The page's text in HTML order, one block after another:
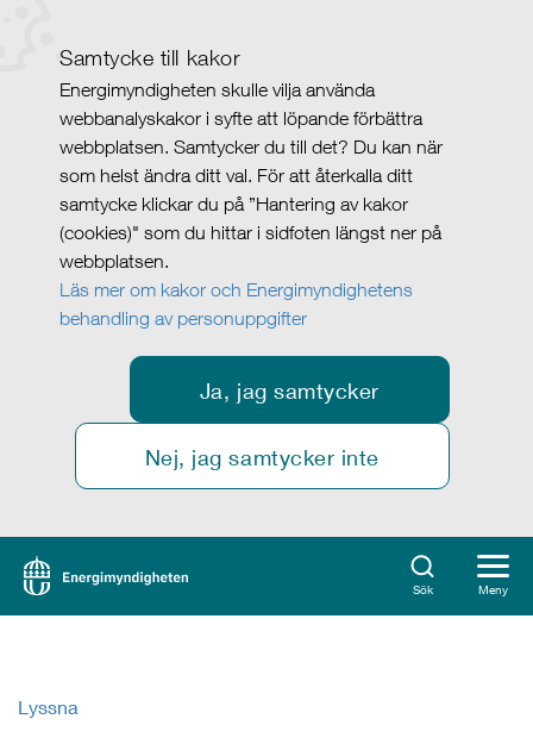
Samtycke till kakor
Energimyndigheten skulle vilja använda
webbanalyskakor i syfte att löpande förbättra
webbplatsen. Samtycker du till det? Du kan när
som helst ändra ditt val. För att återkalla ditt
samtycke klickar du på ”Hantering av kakor
(cookies)" som du hittar i sidfoten längst ner på
webbplatsen.
Läs mer om kakor och Energimyndighetens
behandling av personuppgifter
Ja, jag samtycker
Nej, jag samtycker inte
Sök Meny
Lyssna